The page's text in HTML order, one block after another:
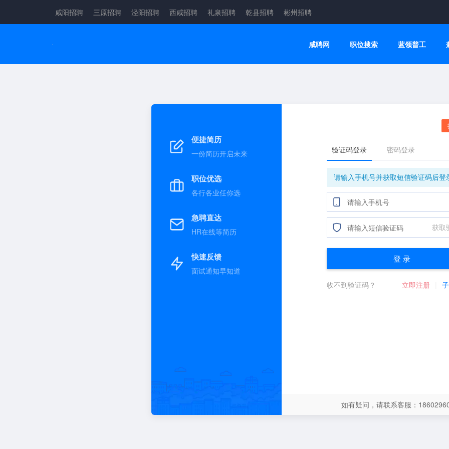
咸阳招聘 三原招聘 泾阳招聘 西咸招聘 礼泉招聘 乾县招聘 彬州招聘
咸聘网 职位搜索 蓝领普工
便捷简历
一份简历开启未来
职位优选
各行各业任你选
急聘直达
HR在线等简历
快速反馈
面试通知早知道
如有疑问，请联系客服：